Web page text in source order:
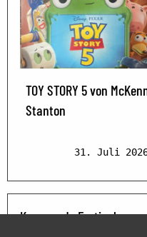
TOY STORY 5 von
Stanton
31. Juli
Kommende Festivals